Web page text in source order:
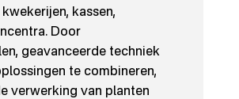
kassen,
Door
geavanceerde techniek
te combineren,
verwerking van planten